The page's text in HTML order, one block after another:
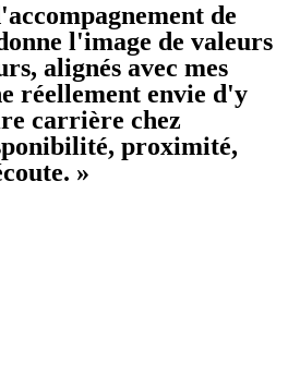
de
l'image de valeurs
alignés avec mes
réellement envie d'y
carrière chez
proximité,
»